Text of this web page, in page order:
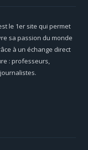
le 1er site qui permet
sa passion du monde
à un échange direct
: professeurs,